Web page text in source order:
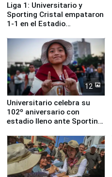
Liga 1: Universitario y
Sporting Cristal empataron
1-1 en el Estadio
12
Universitario celebra su
102º aniversario con
estadio lleno ante Sporting